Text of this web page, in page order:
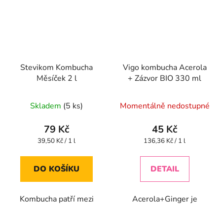
Stevikom Kombucha
Měsíček 2 l
hodnocení
produktu
je
z
Skladem (5 ks)
79 Kč
Měrná
39,50 Kč / 1 l
DO KOŠÍKU
Kombucha patří mezi
Vigo kombucha Acerola
+ Zázvor BIO 330 ml
Momentálně nedostupné
45 Kč
Měrná
136,36 Kč / 1 l
DETAIL
Acerola+Ginger je